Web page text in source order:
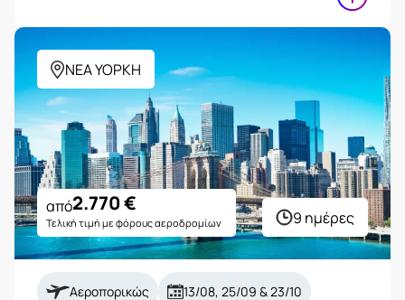
ΝΕΑ ΥΟΡΚΗ
9 ημέρες
από2.770€
Τελική τιμή με φόρους αεροδρομίων
Αεροπορικώς 13/08, 25/09 & 23/10